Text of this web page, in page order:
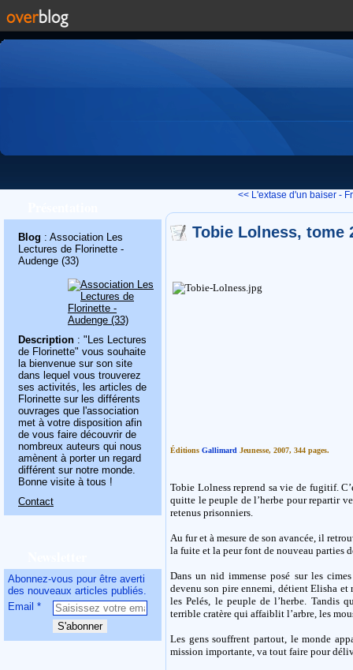
Blog : Association Les
Lectures de Florinette -
Audenge (33)
Description : "Les Lectures
de Florinette" vous souhaite
la bienvenue sur son site
dans lequel vous trouverez
ses activités, les articles de
Florinette sur les différents
ouvrages que l'association
met à votre disposition afin
de vous faire découvrir de
nombreux auteurs qui nous
amènent à porter un regard
différent sur notre monde.
Bonne visite à tous !
Contact
Abonnez-vous pour être averti
des nouveaux articles publiés.
Email
<< L'extase d'un baiser -
Tobie Lolness, tome
Éditions Gallimard Jeunesse, 2007, 344 pages.
Tobie Lolness reprend sa vie de fugitif.
quitte le peuple de l’herbe pour repartir
retenus prisonniers.
Au fur et à mesure de son avancée, il
la fuite et la peur font de nouveau parties
Dans un nid immense posé sur les
devenu son pire ennemi, détient Elisha et
les Pelés, le peuple de l’herbe. Tandis
terrible cratère qui affaiblit l’arbre, les
Les gens souffrent partout, le monde
mission importante, va tout faire pour